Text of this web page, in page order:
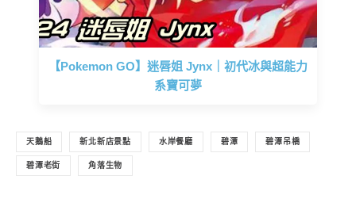
【Pokemon GO】迷唇姐 Jynx｜初代冰與超能力
系寶可夢
天鵝船 新北新店景點 水岸餐廳 碧潭 碧潭吊橋
碧潭老街 角落生物